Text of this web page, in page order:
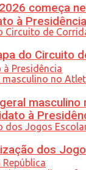
à Presidência
à
começa
do Circuito
dos